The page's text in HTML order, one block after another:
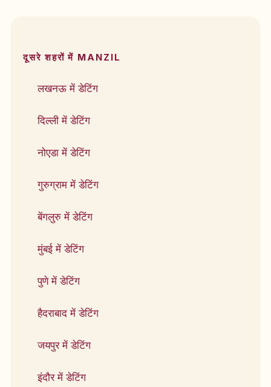
दूसरे शहरों में MANZIL
लखनऊ में डेटिंग
दिल्ली में डेटिंग
नोएडा में डेटिंग
गुरुग्राम में डेटिंग
बेंगलुरु में डेटिंग
मुंबई में डेटिंग
पुणे में डेटिंग
हैदराबाद में डेटिंग
जयपुर में डेटिंग
इंदौर में डेटिंग